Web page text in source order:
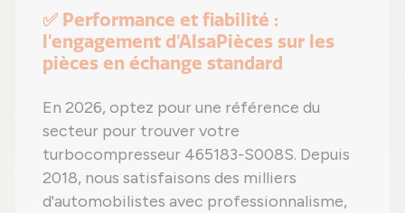
✅ Performance et fiabilité :
l'engagement d'AlsaPièces sur les
pièces en échange standard
En 2026, optez pour une référence du
secteur pour trouver votre
turbocompresseur 465183-S008S. Depuis
2018, nous satisfaisons des milliers
d'automobilistes avec professionnalisme,